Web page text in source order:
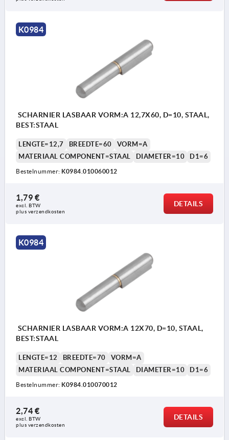
K0984
SCHARNIER LASBAAR VORM:A 12,7X60, D=10, STAAL,
BEST:STAAL
LENGTE=12,7 BREEDTE=60
VORM=A
MATERIAAL COMPONENT=STAAL
DIAMETER=10 D1=6
Bestelnummer: K0984.010060012
1,79 €
excl. BTW
plus verzendkosten
DETAILS
K0984
SCHARNIER LASBAAR VORM:A 12X70, D=10, STAAL,
BEST:STAAL
LENGTE=12 BREEDTE=70
VORM=A
MATERIAAL COMPONENT=STAAL
DIAMETER=10 D1=6
Bestelnummer: K0984.010070012
2,74 €
excl. BTW
plus verzendkosten
DETAILS